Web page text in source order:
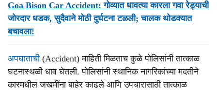
Goa Bison Car Accident: गोव्यात धावत्या कारला गवा रेड्याची
जोरदार धडक, सुदैवाने मोठी दुर्घटना टळली; चालक थोडक्यात
बचावला!
अपघाताची(Accident) माहिती मिळताच कुळे पोलिसांनी तात्काळ
घटनास्थळी धाव घेतली. पोलिसांनी स्थानिक नागरिकांच्या मदतीने
कारमधील जखमींना बाहेर काढले आणि उपचारासाठी तात्काळ